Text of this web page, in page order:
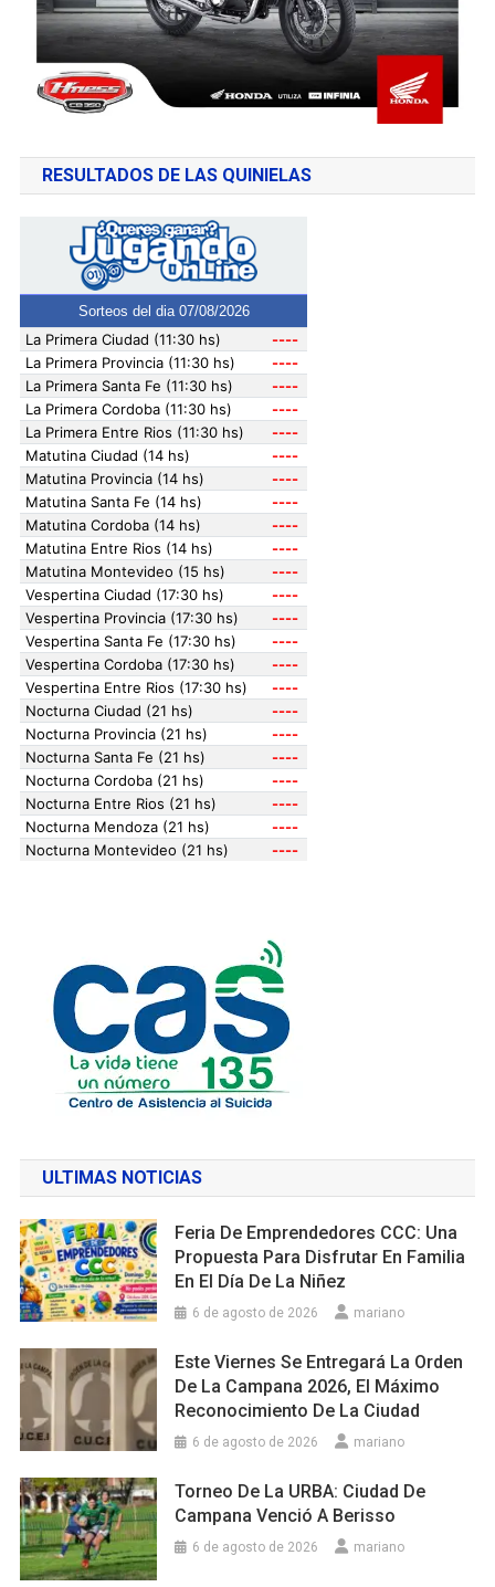
RESULTADOS DE LAS QUINIELAS
ULTIMAS NOTICIAS
Feria De Emprendedores CCC: Una
Propuesta Para Disfrutar En Familia
En El Día De La Niñez
6 de agosto de 2026 mariano
Este Viernes Se Entregará La Orden
De La Campana 2026, El Máximo
Reconocimiento De La Ciudad
6 de agosto de 2026 mariano
Torneo De La URBA: Ciudad De
Campana Venció A Berisso
6 de agosto de 2026 mariano